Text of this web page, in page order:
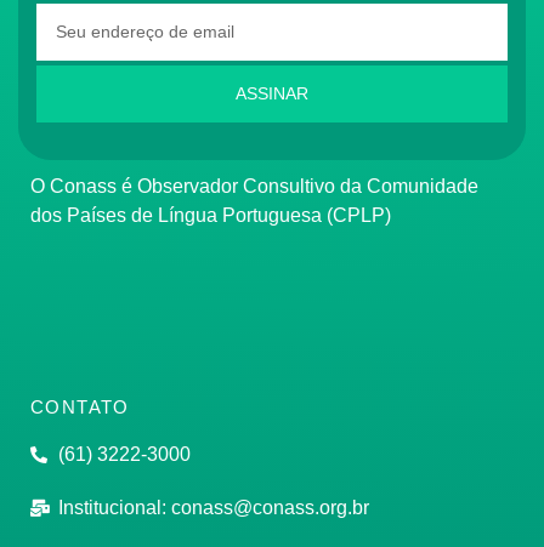
ASSINAR
O Conass é Observador Consultivo da Comunidade
dos Países de Língua Portuguesa (CPLP)
CONTATO
(61) 3222-3000
Institucional: conass@conass.org.br